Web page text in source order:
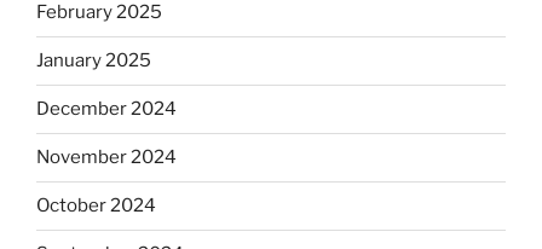
February 2025
January 2025
December 2024
November 2024
October 2024